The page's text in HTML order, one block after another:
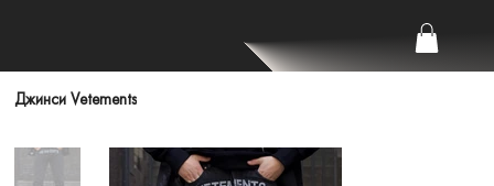
Джинси Vetements